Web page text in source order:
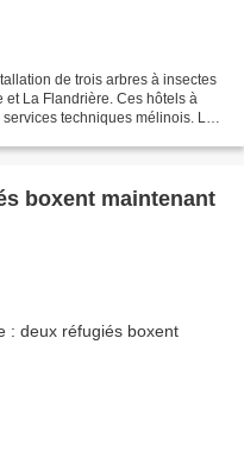
de trois arbres à insectes
La Flandrière. Ces hôtels à
techniques mélinois. Les
boxent maintenant